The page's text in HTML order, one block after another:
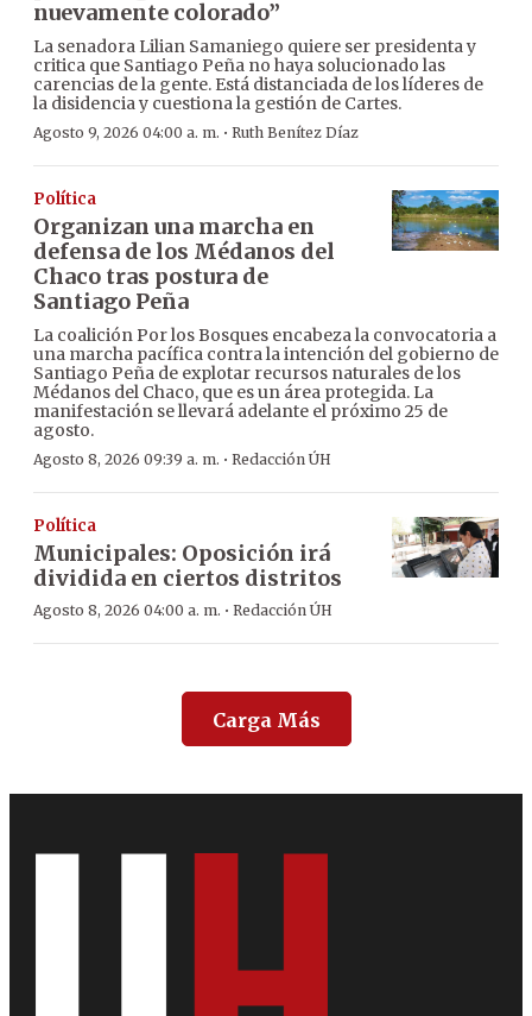
nuevamente colorado”
La senadora Lilian Samaniego quiere ser presidenta y
critica que Santiago Peña no haya solucionado las
carencias de la gente. Está distanciada de los líderes de
la disidencia y cuestiona la gestión de Cartes.
Agosto 9, 2026 04:00 a. m. · Ruth Benítez Díaz
Política
Organizan una marcha en
defensa de los Médanos del
Chaco tras postura de
Santiago Peña
La coalición Por los Bosques encabeza la convocatoria a
una marcha pacífica contra la intención del gobierno de
Santiago Peña de explotar recursos naturales de los
Médanos del Chaco, que es un área protegida. La
manifestación se llevará adelante el próximo 25 de
agosto.
Agosto 8, 2026 09:39 a. m. · Redacción ÚH
Política
Municipales: Oposición irá
dividida en ciertos distritos
Agosto 8, 2026 04:00 a. m. · Redacción ÚH
Carga Más